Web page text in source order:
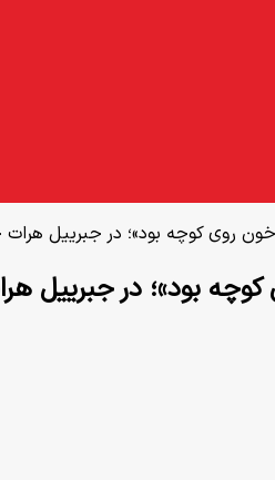
روی کوچه بود»؛ در جبرییل
بود»؛ در جبرییل